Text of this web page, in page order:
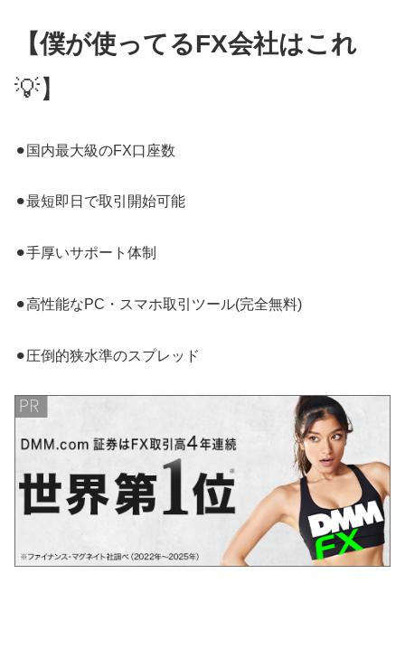
【僕が使ってるFX会社はこれ
💡】
⚫︎国内最大級のFX口座数
⚫︎最短即日で取引開始可能
⚫︎手厚いサポート体制
⚫︎高性能なPC・スマホ取引ツール(完全無料)
⚫︎圧倒的狭水準のスプレッド